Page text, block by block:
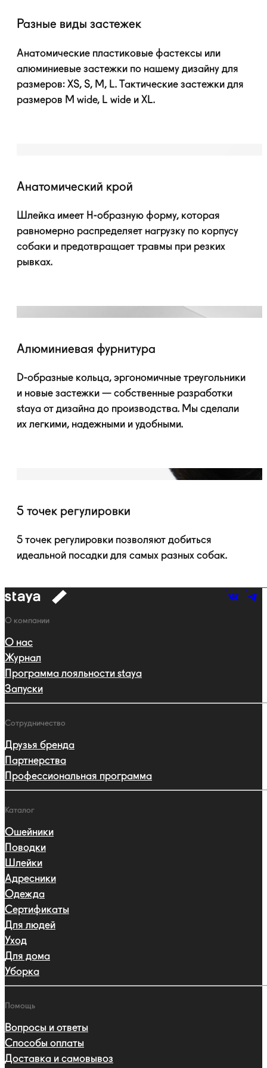
Разные виды застежек
Анатомические пластиковые фастексы или
алюминиевые застежки по нашему дизайну для
размеров: XS, S, M, L. Тактические застежки для
размеров M wide, L wide и XL.
Анатомический крой
Шлейка имеет H-образную форму, которая
равномерно распределяет нагрузку по корпусу
собаки и предотвращает травмы при резких
рывках.
Алюминиевая фурнитура
D-образные кольца, эргономичные треугольники
и новые застежки — собственные разработки
staya от дизайна до производства. Мы сделали
их легкими, надежными и удобными.
5 точек регулировки
5 точек регулировки позволяют добиться
идеальной посадки для самых разных собак.
к
Навигация
О компании
О нас
Журнал
Программа лояльности staya
Запуски
Сотрудничество
Друзья бренда
Партнерства
Профессиональная программа
Каталог
Ошейники
Поводки
Шлейки
Адресники
Одежда
Сертификаты
Для людей
Уход
Для дома
Уборка
Помощь
Вопросы и ответы
Способы оплаты
Доставка и самовывоз